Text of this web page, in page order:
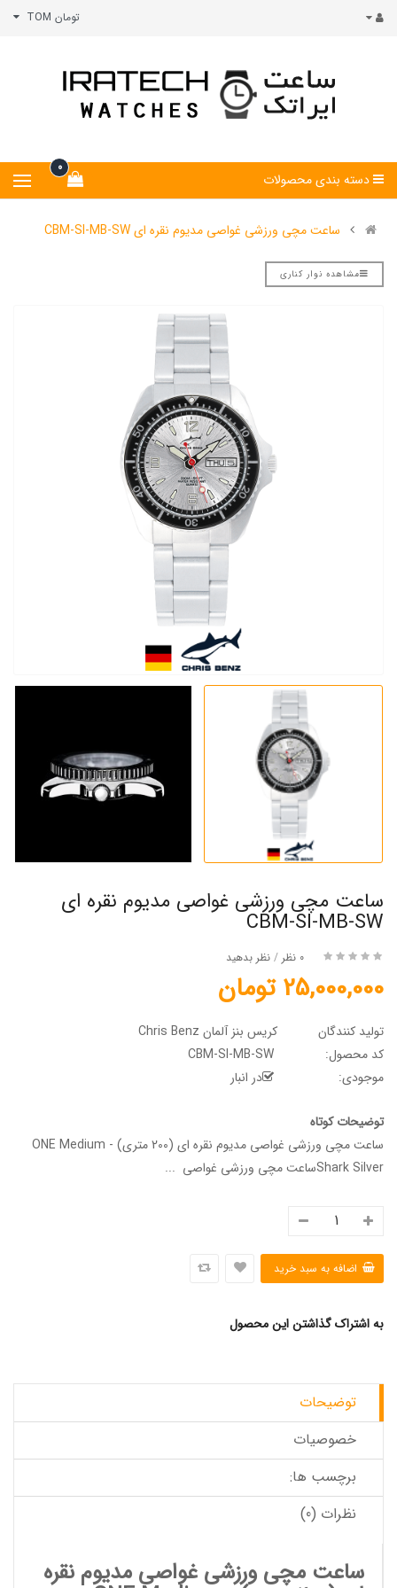
تومان TOM
0
دسته بندی محصولات
ساعت مچی ورزشی غواصی مدیوم نقره ای CBM-SI-MB-SW
مشاهده نوار کناری
ساعت مچی ورزشی غواصی مدیوم نقره ای
CBM-SI-MB-SW
0 نظر / نظر بدهید
25,000,000 تومان
تولید کنندگان
کریس بنز آلمان Chris Benz
کد محصول:
موجودی:
در انبار
توضیحات کوتاه
ساعت مچی ورزشی غواصی مدیوم نقره ای (200 متری) - ONE Medium
Shark Silverساعت مچی ورزشی غواصی ...
به اشتراک گذاشتن این محصول
توضیحات
خصوصیات
برچسب ها:
نظرات (0)
ساعت مچی ورزشی غواصی مدیوم نقره